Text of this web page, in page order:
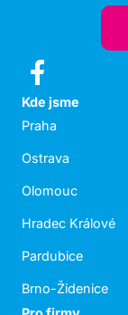
Kde jsme
Praha
Ostrava
Olomouc
Hradec Králové
Pardubice
Brno-Židenice